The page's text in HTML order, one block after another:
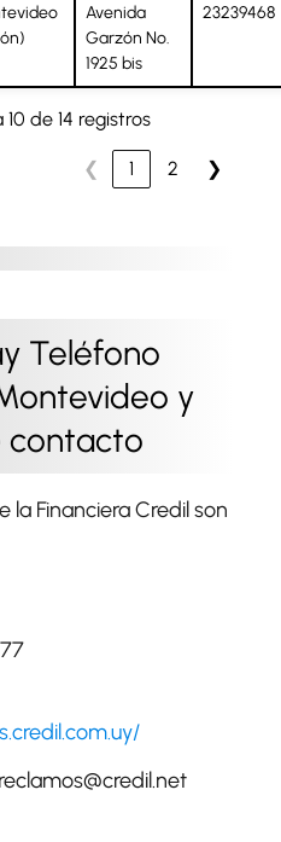
Avenida
Garzón No.
1925 bis
23239468
de 14 registros
❮ 1 2 ❯
Teléfono
y
contacto
la Financiera Credil son